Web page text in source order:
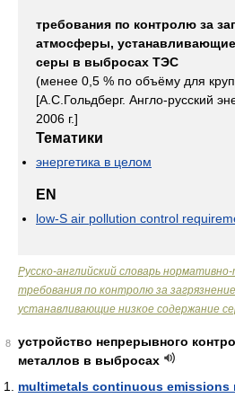
требования по контролю за
атмосферы,
серы в выбросах ТЭС
(менее 0,5 % по объёму для
[А.С.Гольдберг. Англо-русский
2006 г.]
Тематики
энергетика в целом
EN
low-S air pollution control
Русско-английский словарь
требования по контролю за
устанавливающие низкое содержание
8
устройство непрерывного
металлов в выбросах
multimetals continuous emissions